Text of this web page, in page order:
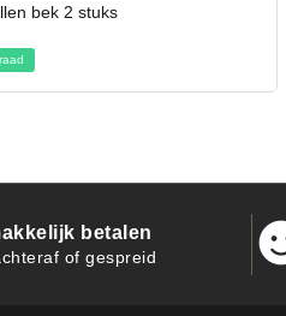
ø 35mm
voorraad
betalen
of gespreid